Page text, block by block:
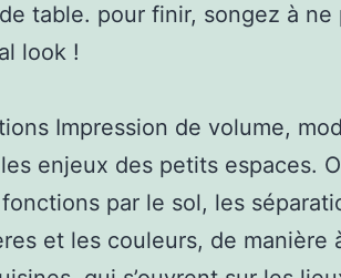
table. pour finir, songez à ne
look !
Impression de volume,
enjeux des petits espaces.
par le sol, les
et les couleurs, de manière